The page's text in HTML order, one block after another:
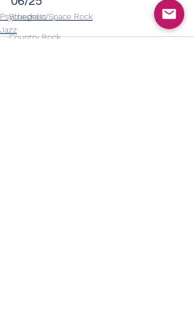
Bluegrass
Country Rock
Psychedelic/Space Rock
Jazz